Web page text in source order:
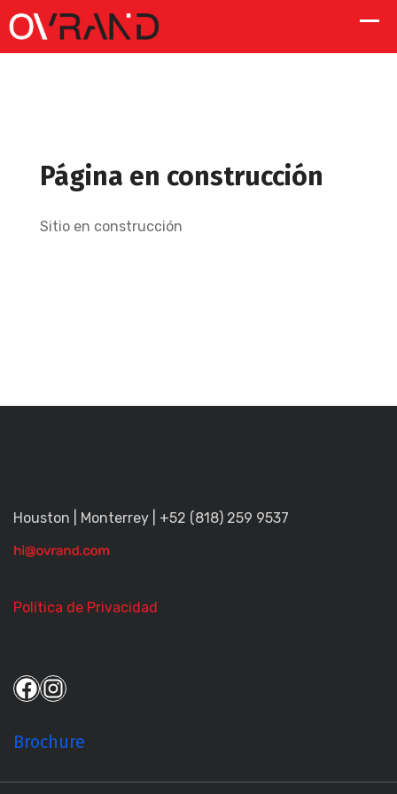
Página en construcción
Sitio en construcción
Houston | Monterrey | +52 (818) 259 9537
Política de Privacidad
Brochure